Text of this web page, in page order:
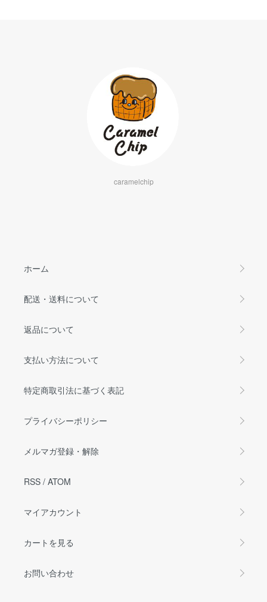
caramelchip
ホーム
配送・送料について
返品について
支払い方法について
特定商取引法に基づく表記
プライバシーポリシー
メルマガ登録・解除
RSS / ATOM
マイアカウント
カートを見る
お問い合わせ